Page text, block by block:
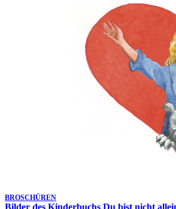
BROSCHÜREN
Bilder des Kinderbuchs Du bist nicht